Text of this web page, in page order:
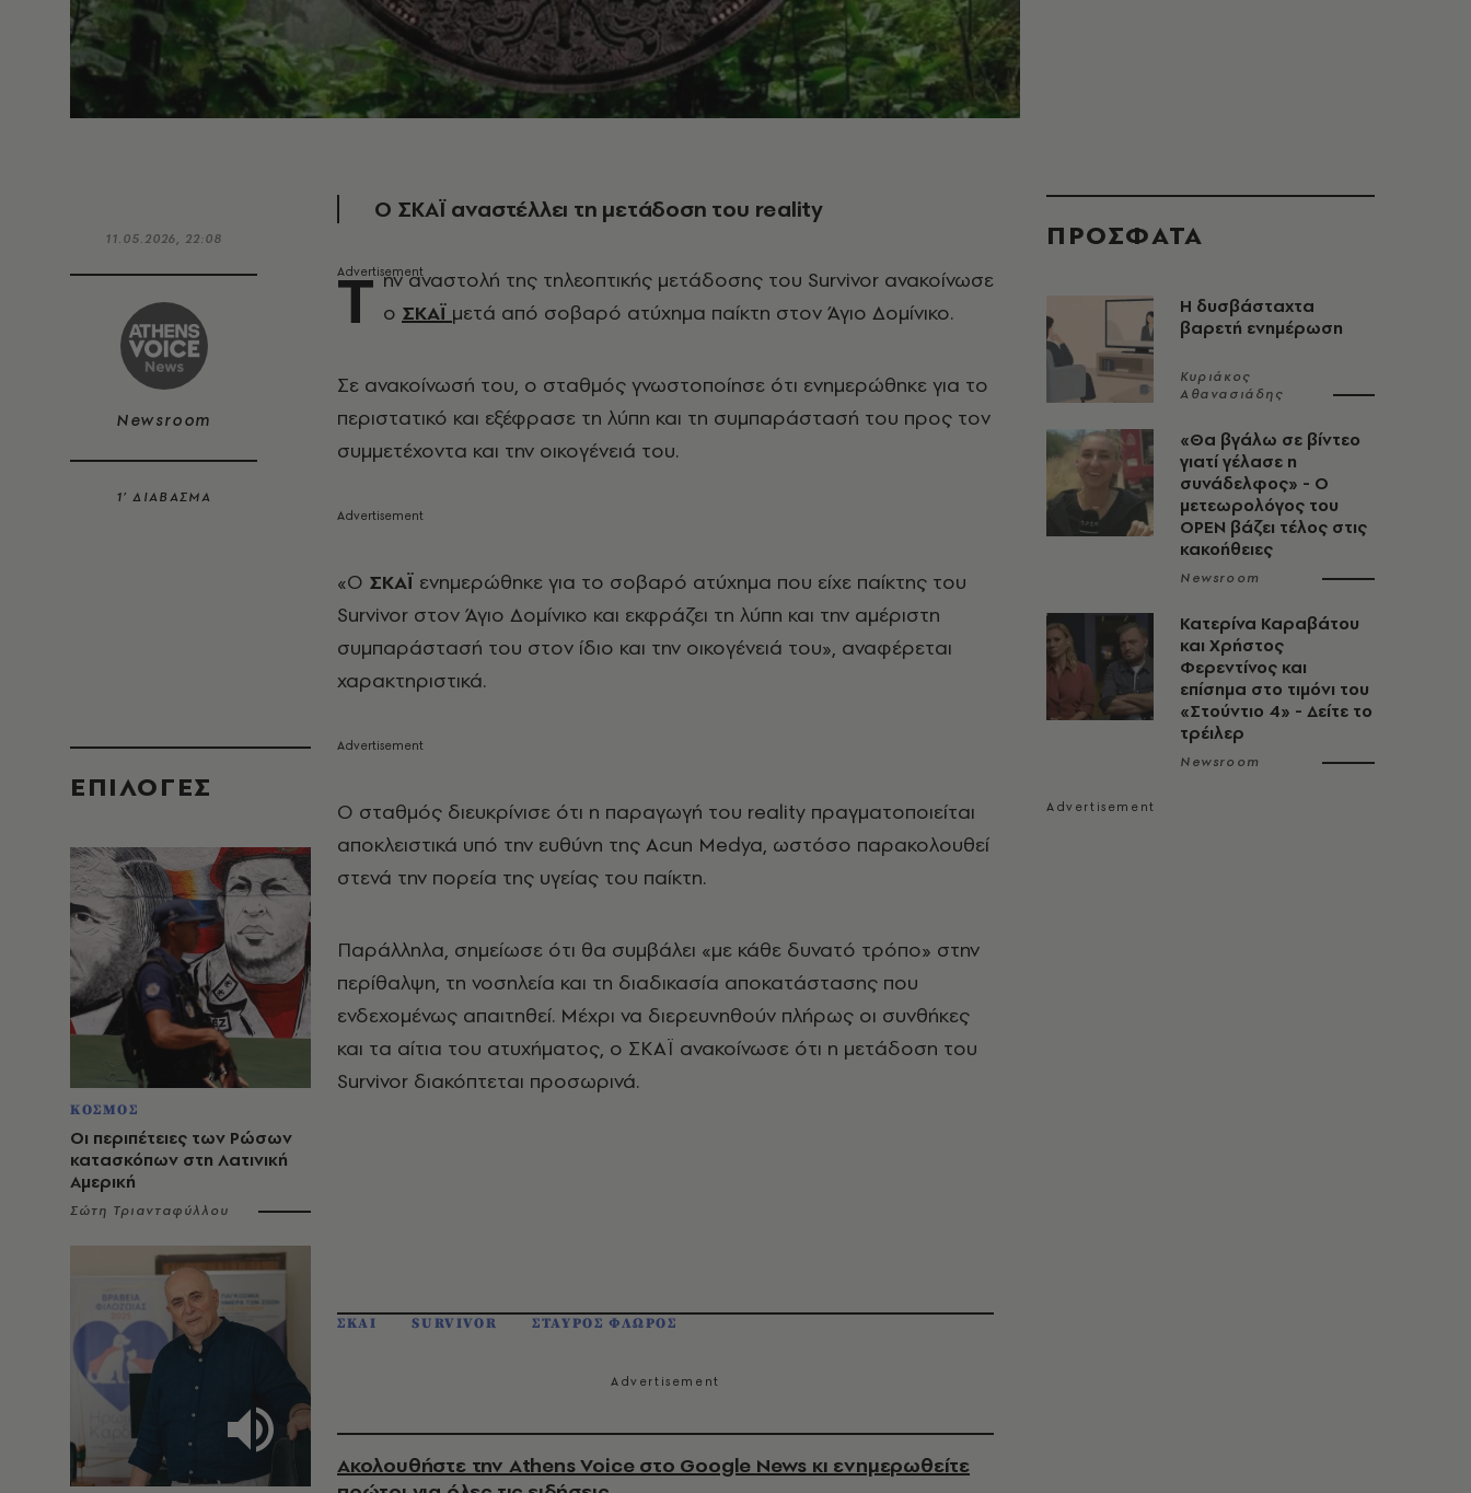
11.05.2026, 22:08
Newsroom
1’ ΔΙΑΒΑΣΜΑ
EΠΙΛΟΓΈΣ
ΚΟΣΜΟΣ
Οι περιπέτειες των Ρώσων
κατασκόπων στη Λατινική
Αμερική
Σώτη Τριανταφύλλου
Ο ΣΚΑΪ αναστέλλει τη μετάδοση του reality
Τ ην αναστολή της τηλεοπτικής μετάδοσης του Survivor ανακοίνωσε
ο ΣΚΑΪ μετά από σοβαρό ατύχημα παίκτη στον Άγιο Δομίνικο.
Σε ανακοίνωσή του, ο σταθμός γνωστοποίησε ότι ενημερώθηκε για το
περιστατικό και εξέφρασε τη λύπη και τη συμπαράστασή του προς τον
συμμετέχοντα και την οικογένειά του.
«Ο ΣΚΑΪ ενημερώθηκε για το σοβαρό ατύχημα που είχε παίκτης του
Survivor στον Άγιο Δομίνικο και εκφράζει τη λύπη και την αμέριστη
συμπαράστασή του στον ίδιο και την οικογένειά του», αναφέρεται
χαρακτηριστικά.
Ο σταθμός διευκρίνισε ότι η παραγωγή του reality πραγματοποιείται
αποκλειστικά υπό την ευθύνη της Acun Medya, ωστόσο παρακολουθεί
στενά την πορεία της υγείας του παίκτη.
Παράλληλα, σημείωσε ότι θα συμβάλει «με κάθε δυνατό τρόπο» στην
περίθαλψη, τη νοσηλεία και τη διαδικασία αποκατάστασης που
ενδεχομένως απαιτηθεί. Μέχρι να διερευνηθούν πλήρως οι συνθήκες
και τα αίτια του ατυχήματος, ο ΣΚΑΪ ανακοίνωσε ότι η μετάδοση του
Survivor διακόπτεται προσωρινά.
ΣΚΑΙ SURVIVOR ΣΤΑΥΡΟΣ ΦΛΩΡΟΣ
Ακολουθήστε την Athens Voice στο Google News κι ενημερωθείτε
ΠΡΟΣΦΑΤΑ
Η δυσβάσταχτα
βαρετή ενημέρωση
Κυριάκος
Αθανασιάδης
«Θα βγάλω σε βίντεο
γιατί γέλασε η
συνάδελφος» - Ο
μετεωρολόγος του
OPEN βάζει τέλος στις
κακοήθειες
Newsroom
Κατερίνα Καραβάτου
και Χρήστος
Φερεντίνος και
επίσημα στο τιμόνι του
«Στούντιο 4» - Δείτε το
τρέιλερ
Newsroom